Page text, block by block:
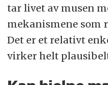
tar livet av musen
mekanismene som
Det er et relativt
virker helt